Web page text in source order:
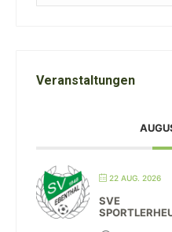
Veranstaltungen
22 AUG. 2026
SVE